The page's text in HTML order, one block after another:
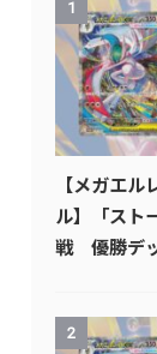
1
【メガエ
ル】「スト
戦 優勝デ
2